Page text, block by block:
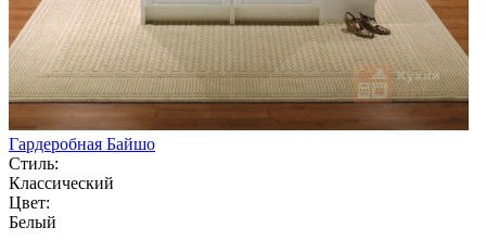
Гардеробная Байшо
Стиль:
Классический
Цвет:
Белый